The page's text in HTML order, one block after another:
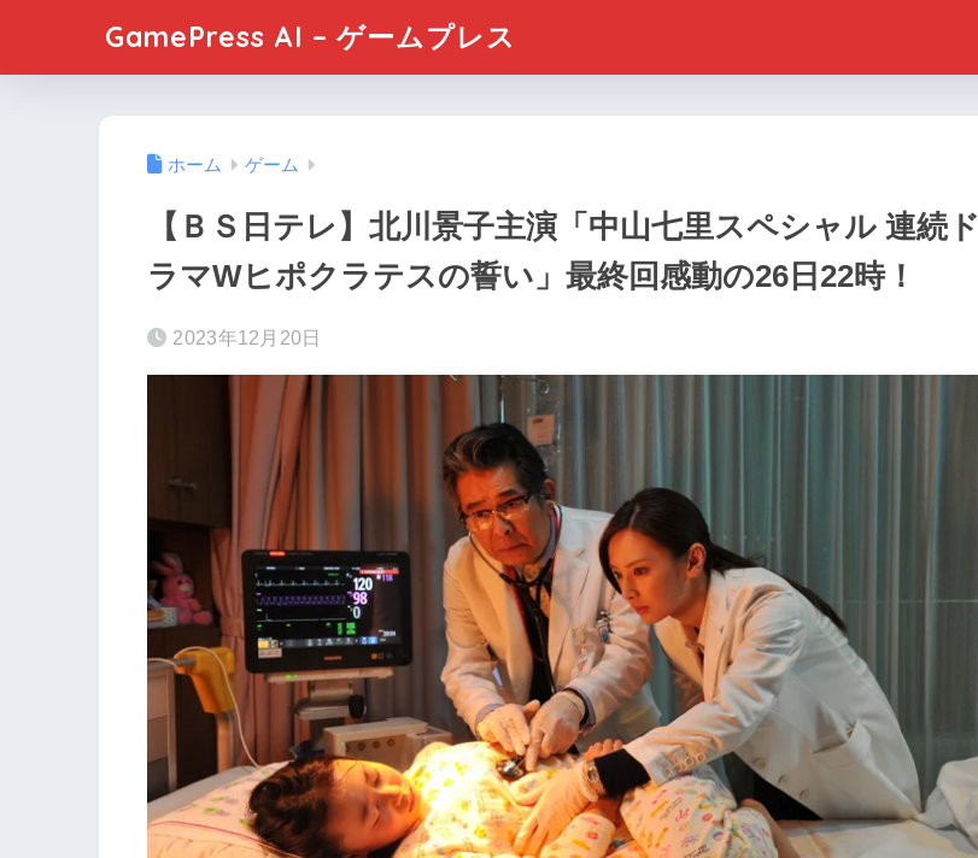
GamePress AI – ゲームプレス
ホーム ゲーム
【ＢＳ⽇テレ】北川景子主演「中山七里スペシャル 連続ド
ラマWヒポクラテスの誓い」最終回感動の26日22時！
2023年12月20日